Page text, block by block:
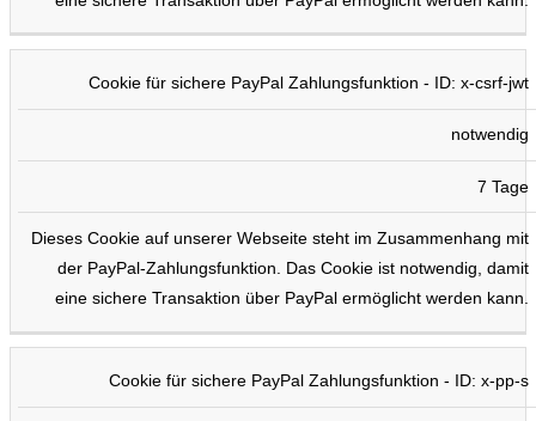
Cookie für sichere PayPal Zahlungsfunktion - ID: x-csrf-jwt
notwendig
7 Tage
Dieses Cookie auf unserer Webseite steht im Zusammenhang mit
der PayPal-Zahlungsfunktion. Das Cookie ist notwendig, damit
eine sichere Transaktion über PayPal ermöglicht werden kann.
Cookie für sichere PayPal Zahlungsfunktion - ID: x-pp-s